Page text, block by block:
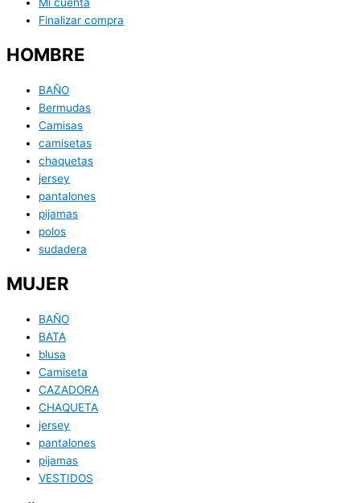
Finalizar compra
HOMBRE
BAÑO
Bermudas
Camisas
camisetas
chaquetas
jersey
pantalones
pijamas
polos
sudadera
MUJER
BAÑO
BATA
blusa
Camiseta
CAZADORA
CHAQUETA
jersey
pantalones
pijamas
VESTIDOS